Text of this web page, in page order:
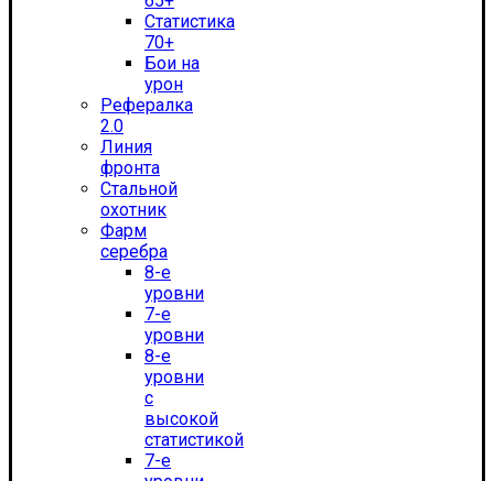
Статистика
70+
Бои на
урон
Рефералка
2.0
Линия
фронта
Стальной
охотник
Фарм
серебра
8-е
уровни
7-е
уровни
8-е
уровни
с
высокой
статистикой
7-е